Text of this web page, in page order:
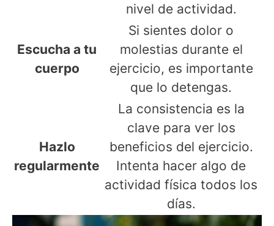
nivel de actividad.
Escucha a tu
cuerpo
Si sientes dolor o
molestias durante el
ejercicio, es importante
que lo detengas.
Hazlo
regularmente
La consistencia es la
clave para ver los
beneficios del ejercicio.
Intenta hacer algo de
actividad física todos los
días.